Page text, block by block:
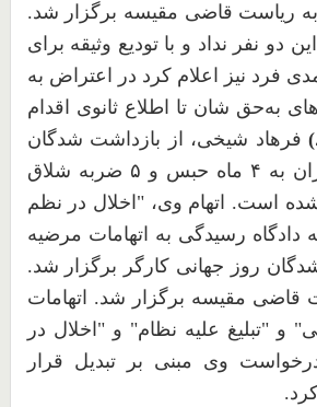
به ریاست قاضی مقیسه برگزار شد.
دو نفر نداد و با تودیع وثیقه برای
فرد نیز اعلام کرد در اعتراض به
به‌حق شان تا اطلاع ثانوی اقدام
فرهاد شیخی، از بازداشت شدگان
به ۴ ماه حبس و ۵ ضربه شلاق
است. اتهام وی، "اخلال در نظم
دادگاه رسیدگی به اتهامات مرضیه
روز جهانی کارگر برگزار شد.
قاضی مقیسه برگزار شد. اتهامات
و "تبلیغ علیه نظام" و "اخلال در
وی مبنی بر تبدیل قرار